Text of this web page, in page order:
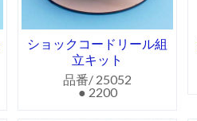
ショックコードリール組
立キット
品番/ 25052
● 2200